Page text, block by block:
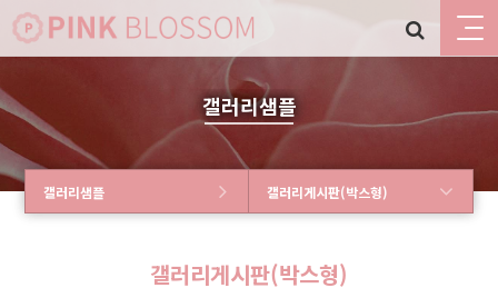
갤러리샘플
갤러리샘플 갤러리게시판(박스형)
갤러리게시판(박스형)